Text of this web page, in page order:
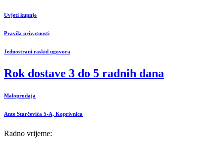
Uvjeti kupnje
Pravila privatnosti
Jednostrani raskid ugovora
Rok dostave 3 do 5 radnih dana
Maloprodaja
Ante Starčevića 5-A, Koprivnica
Radno vrijeme: